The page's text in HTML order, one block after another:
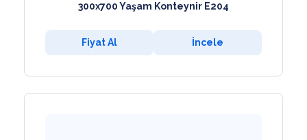
300x700 Yaşam Konteynir E204
Fiyat Al İncele